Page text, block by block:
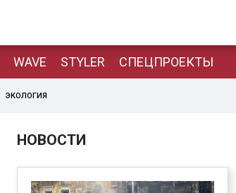
WAVE STYLER СПЕЦПРОЕКТЫ
ЭКОЛОГИЯ
НОВОСТИ